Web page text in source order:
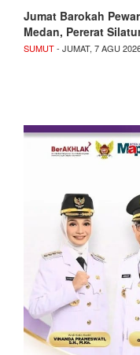
Jumat Barokah
Medan, Pererat
SUMUT- JUMAT, 7 AGU